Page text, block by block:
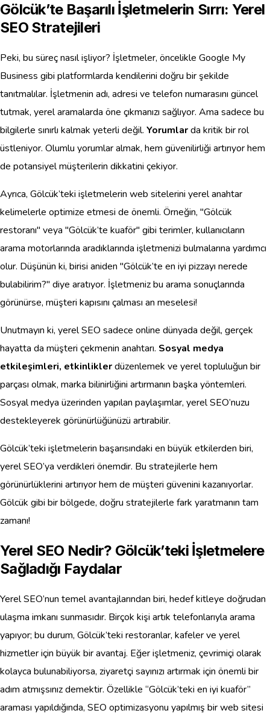
Gölcük’te Başarılı İşletmelerin Sırrı: Yerel
SEO Stratejileri
Peki, bu süreç nasıl işliyor? İşletmeler, öncelikle Google My
Business gibi platformlarda kendilerini doğru bir şekilde
tanıtmalılar. İşletmenin adı, adresi ve telefon numarasını güncel
tutmak, yerel aramalarda öne çıkmanızı sağlıyor. Ama sadece bu
bilgilerle sınırlı kalmak yeterli değil. Yorumlarda kritik bir rol
üstleniyor. Olumlu yorumlar almak, hem güvenilirliği artırıyor hem
de potansiyel müşterilerin dikkatini çekiyor.
Ayrıca, Gölcük’teki işletmelerin web sitelerini yerel anahtar
kelimelerle optimize etmesi de önemli. Örneğin, "Gölcük
restoranı" veya "Gölcük’te kuaför" gibi terimler, kullanıcıların
arama motorlarında aradıklarında işletmenizi bulmalarına yardımcı
olur. Düşünün ki, birisi aniden "Gölcük’te en iyi pizzayı nerede
bulabilirim?" diye aratıyor. İşletmeniz bu arama sonuçlarında
görünürse, müşteri kapısını çalması an meselesi!
Unutmayın ki, yerel SEO sadece online dünyada değil, gerçek
hayatta da müşteri çekmenin anahtarı. Sosyal medya
etkileşimleri, etkinliklerdüzenlemek ve yerel topluluğun bir
parçası olmak, marka bilinirliğini artırmanın başka yöntemleri.
Sosyal medya üzerinden yapılan paylaşımlar, yerel SEO’nuzu
destekleyerek görünürlüğünüzü artırabilir.
Gölcük’teki işletmelerin başarısındaki en büyük etkilerden biri,
yerel SEO’ya verdikleri önemdir. Bu stratejilerle hem
görünürlüklerini artırıyor hem de müşteri güvenini kazanıyorlar.
Gölcük gibi bir bölgede, doğru stratejilerle fark yaratmanın tam
zamanı!
Yerel SEO Nedir? Gölcük’teki İşletmelere
Sağladığı Faydalar
Yerel SEO’nun temel avantajlarından biri, hedef kitleye doğrudan
ulaşma imkanı sunmasıdır. Birçok kişi artık telefonlarıyla arama
yapıyor; bu durum, Gölcük’teki restoranlar, kafeler ve yerel
hizmetler için büyük bir avantaj. Eğer işletmeniz, çevrimiçi olarak
kolayca bulunabiliyorsa, ziyaretçi sayınızı artırmak için önemli bir
adım atmışsınız demektir. Özellikle “Gölcük’teki en iyi kuaför”
araması yapıldığında, SEO optimizasyonu yapılmış bir web sitesi